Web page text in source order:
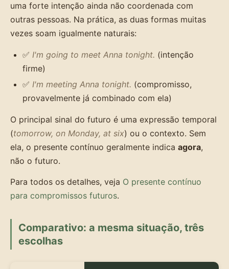
uma forte intenção ainda não coordenada com
outras pessoas. Na prática, as duas formas muitas
vezes soam igualmente naturais:
✅ I'm going to meet Anna tonight. (intenção
firme)
✅ I'm meeting Anna tonight. (compromisso,
provavelmente já combinado com ela)
O principal sinal do futuro é uma expressão temporal
(tomorrow, on Monday, at six) ou o contexto. Sem
ela, o presente contínuo geralmente indica agora,
não o futuro.
Para todos os detalhes, veja O presente contínuo
para compromissos futuros.
Comparativo: a mesma situação, três
escolhas